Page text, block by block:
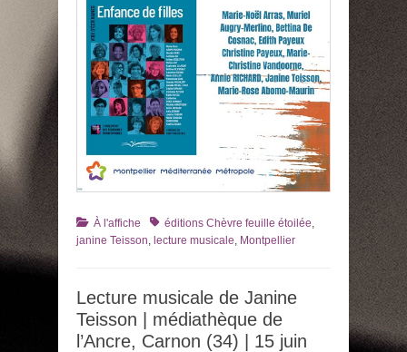
Catégories
À l'affiche Tagséditions Chèvre feuille étoilée,
janine Teisson, lecture musicale, Montpellier
Lecture musicale de Janine
Teisson | médiathèque de
l’Ancre, Carnon (34) | 15 juin